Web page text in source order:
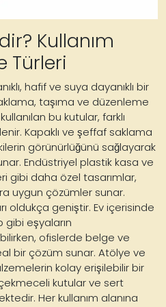
Kullanım
Türleri
hafif ve suya dayanıklı bir
taşıma ve düzenleme
bu kutular, farklı
Kapaklı ve şeffaf saklama
görünürlüğünü sağlayarak
Endüstriyel plastik kasa ve
gibi daha özel tasarımlar,
uygun çözümler sunar.
oldukça geniştir. Ev içerisinde
gibi eşyaların
ofislerde belge ve
bir çözüm sunar. Atölye ve
kolay erişilebilir bir
kutular ve sert
Her kullanım alanına